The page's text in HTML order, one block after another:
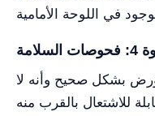
بشكل صحيح وأنه لا